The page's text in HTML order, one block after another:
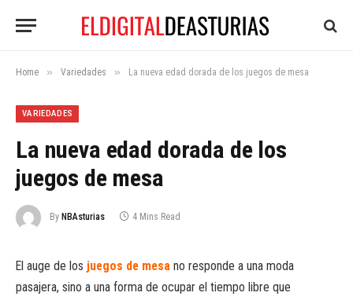
Home » Variedades » La nueva edad dorada de los juegos de mesa
VARIEDADES
La nueva edad dorada de los
juegos de mesa
By NBAsturias 4 Mins Read
El auge de los juegos de mesa no responde a una moda
pasajera, sino a una forma de ocupar el tiempo libre que